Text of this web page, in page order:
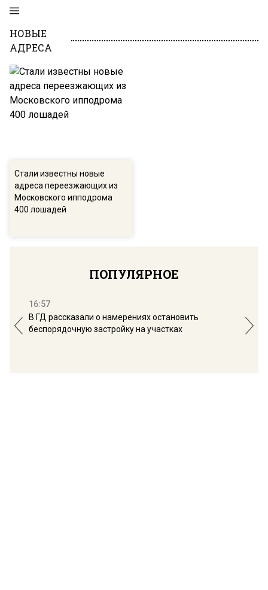
НОВЫЕ
АДРЕСА
Стали известны новые
адреса переезжающих из
Московского ипподрома
400 лошадей
ПОПУЛЯРНОЕ
16:57
В ГД рассказали о намерениях остановить
беспорядочную застройку на участках